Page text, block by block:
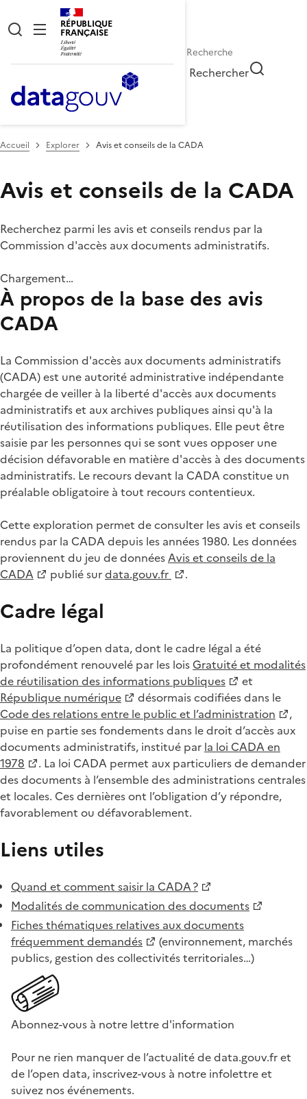
RÉPUBLIQUE
FRANÇAISE
Rechercher
Accueil Explorer Avis et conseils de la CADA
Avis et conseils de la CADA
Recherchez parmi les avis et conseils rendus par la
Commission d'accès aux documents administratifs.
Chargement…
À propos de la base des avis
CADA
La Commission d'accès aux documents administratifs
(CADA) est une autorité administrative indépendante
chargée de veiller à la liberté d'accès aux documents
administratifs et aux archives publiques ainsi qu'à la
réutilisation des informations publiques. Elle peut être
saisie par les personnes qui se sont vues opposer une
décision défavorable en matière d'accès à des documents
administratifs. Le recours devant la CADA constitue un
préalable obligatoire à tout recours contentieux.
Cette exploration permet de consulter les avis et conseils
rendus par la CADA depuis les années 1980. Les données
proviennent du jeu de donnéesAvis et conseils de la
CADA
publié surdata.gouv.fr .
Cadre légal
La politique d’open data, dont le cadre légal a été
profondément renouvelé par les loisGratuité et modalités
de réutilisation des informations publiques
et
République numérique
désormais codifiées dans le
Code des relations entre le public et l’administration
,
puise en partie ses fondements dans le droit d’accès aux
documents administratifs, institué par la loi CADA en
1978
. La loi CADA permet aux particuliers de demander
des documents à l’ensemble des administrations centrales
et locales. Ces dernières ont l’obligation d’y répondre,
favorablement ou défavorablement.
Liens utiles
Quand et comment saisir la CADA ?
Modalités de communication des documents
Fiches thématiques relatives aux documents
fréquemment demandés
(environnement, marchés
publics, gestion des collectivités territoriales…)
Abonnez-vous à notre lettre d'information
Pour ne rien manquer de l’actualité de data.gouv.fr et
de l’open data, inscrivez-vous à notre infolettre et
suivez nos événements.